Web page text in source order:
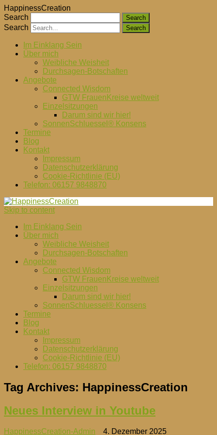
HappinessCreation
Search
Search
Im Einklang Sein
Über mich
Weibliche Weisheit
Durchsagen-Botschaften
Angebote
Connected Wisdom
GTW FrauenKreise weltweit
Einzelsitzungen
Darum sind wir hier!
SonnenSchluessel® Konsens
Termine
Blog
Kontakt
Impressum
Datenschutzerklärung
Cookie-Richtlinie (EU)
Telefon: 06157 9848870
Skip to content
Im Einklang Sein
Über mich
Weibliche Weisheit
Durchsagen-Botschaften
Angebote
Connected Wisdom
GTW FrauenKreise weltweit
Einzelsitzungen
Darum sind wir hier!
SonnenSchluessel® Konsens
Termine
Blog
Kontakt
Impressum
Datenschutzerklärung
Cookie-Richtlinie (EU)
Telefon: 06157 9848870
Tag Archives: HappinessCreation
Neues Interview in Youtube
HappinessCreation-Admin 4. Dezember 2025